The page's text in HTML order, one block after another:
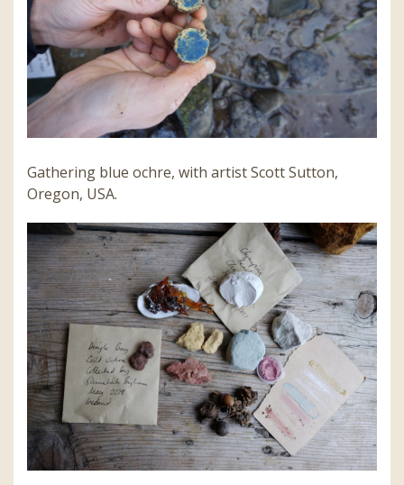
Gathering blue ochre, with artist Scott Sutton,
Oregon, USA.